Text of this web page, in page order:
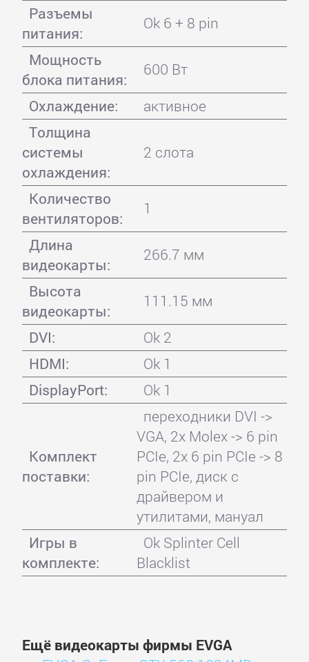
Разъемы
питания:
Ok 6 + 8 pin
Мощность
блока питания:
600 Вт
Охлаждение:
активное
Толщина
системы
охлаждения:
2 слота
Количество
вентиляторов:
1
Длина
видеокарты:
266.7 мм
Высота
видеокарты:
111.15 мм
DVI:
Ok 2
HDMI:
Ok 1
DisplayPort:
Ok 1
Комплект
поставки:
переходники DVI ->
VGA, 2x Molex -> 6 pin
PCIe, 2x 6 pin PCIe -> 8
pin PCIe, диск с
драйвером и
утилитами, мануал
Игры в
комплекте:
Ok Splinter Cell
Blacklist
Ещё видеокарты фирмы EVGA